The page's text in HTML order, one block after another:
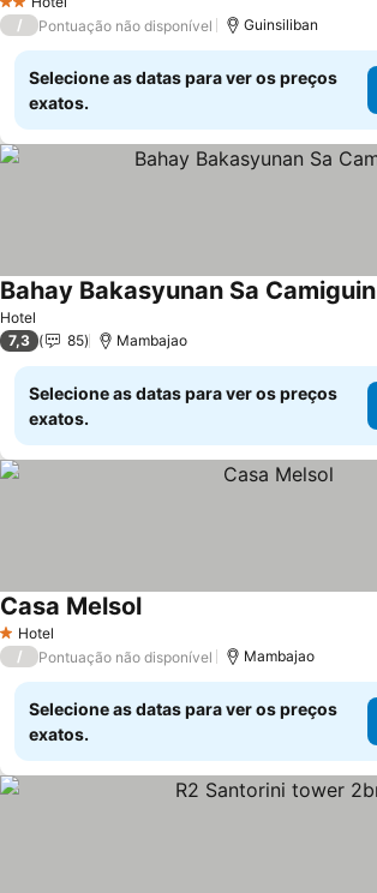
2 Estrelas
/ Pontuação não disponível Guinsiliban
Selecione as datas para ver os preços
exatos.
Hotel
Bahay Bakasyunan Sa Camiguin
7,3 85 Mambajao
Selecione as datas para ver os preços
exatos.
1 Estrelas
Hotel
Casa Melsol
/ Pontuação não disponível Mambajao
Selecione as datas para ver os preços
exatos.